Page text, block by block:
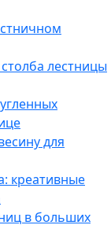
лестницы
для
креативные
в больших